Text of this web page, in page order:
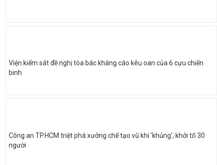
Viện kiểm sát đề nghị tòa bác kháng cáo kêu oan của 6 cựu chiến
binh
Công an TP.HCM triệt phá xưởng chế tạo vũ khí 'khủng', khởi tố 30
người